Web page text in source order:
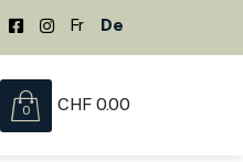
Fr De
0 CHF 0.00